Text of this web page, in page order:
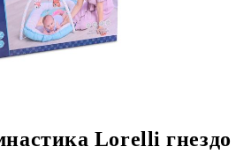
Lorelli гнездо